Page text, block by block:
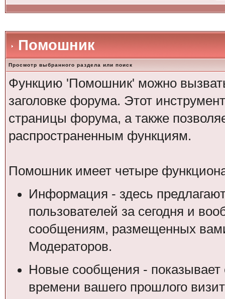
Помошник
Просмотр выбранного раздела или поиск
Функцию 'Помошник' можно
заголовке форума. Этот
страницы форума, а также
распространенным функциям.
Помошник имеет четыре
Информация - здесь
пользователей за сегодня и
сообщениям, размещенных
Модераторов.
Новые сообщения -
времени вашего прошлого